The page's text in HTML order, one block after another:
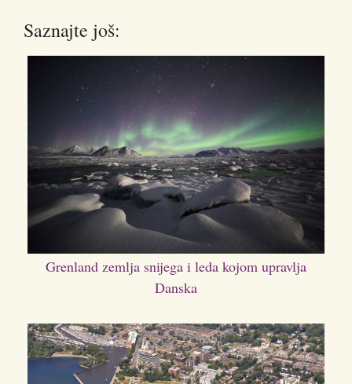
Saznajte još:
Grenland zemlja snijega i leda kojom upravlja
Danska